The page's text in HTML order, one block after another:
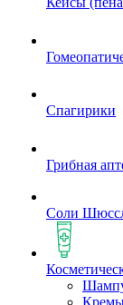
Спагирики
Грибная
Соли